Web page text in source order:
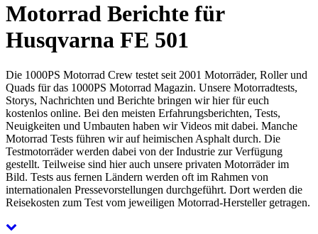
Motorrad Berichte für
Husqvarna FE 501
Die 1000PS Motorrad Crew testet seit 2001 Motorräder, Roller und
Quads für das 1000PS Motorrad Magazin. Unsere Motorradtests,
Storys, Nachrichten und Berichte bringen wir hier für euch
kostenlos online. Bei den meisten Erfahrungsberichten, Tests,
Neuigkeiten und Umbauten haben wir Videos mit dabei. Manche
Motorrad Tests führen wir auf heimischen Asphalt durch. Die
Testmotorräder werden dabei von der Industrie zur Verfügung
gestellt. Teilweise sind hier auch unsere privaten Motorräder im
Bild. Tests aus fernen Ländern werden oft im Rahmen von
internationalen Pressevorstellungen durchgeführt. Dort werden die
Reisekosten zum Test vom jeweiligen Motorrad-Hersteller getragen.